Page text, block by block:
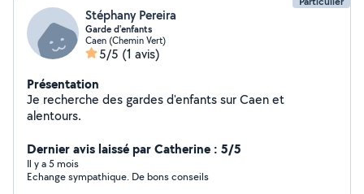
Stéphany Pereira
Garde d'enfants
Caen (Chemin Vert)
5/5 (1 avis)
Présentation
Je recherche des gardes d'enfants sur Caen et
alentours.
Dernier avis laissé par Catherine : 5/5
Il y a 5 mois
Echange sympathique. De bons conseils